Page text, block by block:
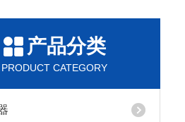
产品分类
PRODUCT CATEGORY